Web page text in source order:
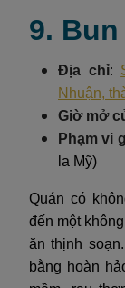
9.
Địa chỉ:
Nhuận,
Giờ mở
Phạm vi
la Mỹ)
Quán có
đến một
ăn thịnh
bằng hoàn